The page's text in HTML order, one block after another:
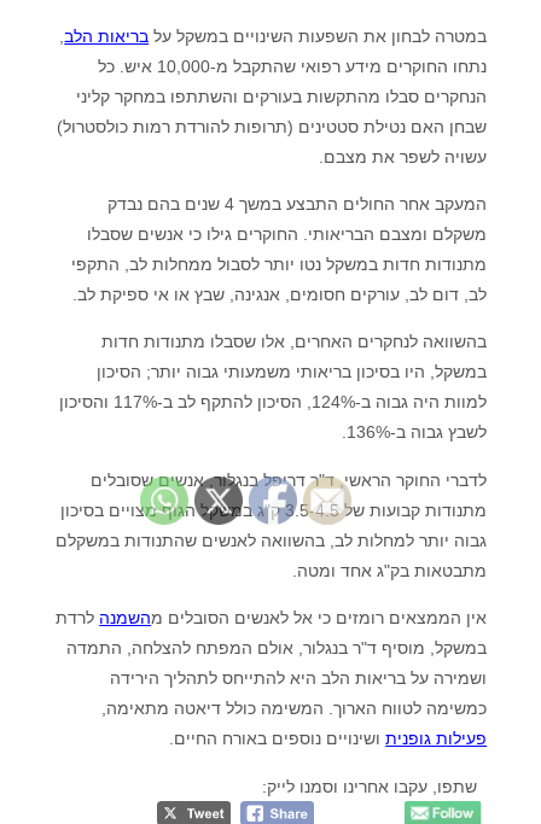
במטרה לבחון את השפעות השינויים במשקל על בריאות הלב,
נתחו החוקרים מידע רפואי שהתקבל מ-10,000 איש. כל
הנחקרים סבלו מהתקשות בעורקים והשתתפו במחקר קליני
שבחן האם נטילת סטטינים (תרופות להורדת רמות כולסטרול)
עשויה לשפר את מצבם.
המעקב אחר החולים התבצע במשך 4 שנים בהם נבדק
משקלם ומצבם הבריאותי. החוקרים גילו כי אנשים שסבלו
מתנודות חדות במשקל נטו יותר לסבול ממחלות לב, התקפי
לב, דום לב, עורקים חסומים, אנגינה, שבץ או אי ספיקת לב.
בהשוואה לנחקרים האחרים, אלו שסבלו מתנודות חדות
במשקל, היו בסיכון בריאותי משמעותי גבוה יותר; הסיכון
למוות היה גבוה ב-124%, הסיכון להתקף לב ב-117% והסיכון
לשבץ גבוה ב-136%.
לדברי החוקר הראשי, ד"ר דריפל בנגלור, אנשים שסובלים
מתנודות קבועות של 3.5-4.5 ק"ג במשקל הגוף מצויים בסיכון
גבוה יותר למחלות לב, בהשוואה לאנשים שהתנודות במשקלם
מתבטאות בק"ג אחד ומטה.
אין הממצאים רומזים כי אל לאנשים הסובלים מהשמנה לרדת
במשקל, מוסיף ד"ר בנגלור, אולם המפתח להצלחה, התמדה
ושמירה על בריאות הלב היא להתייחס לתהליך הירידה
כמשימה לטווח הארוך. המשימה כולל דיאטה מתאימה,
פעילות גופניתושינויים נוספים באורח החיים.
שתפו, עקבו אחרינו וסמנו לייק: